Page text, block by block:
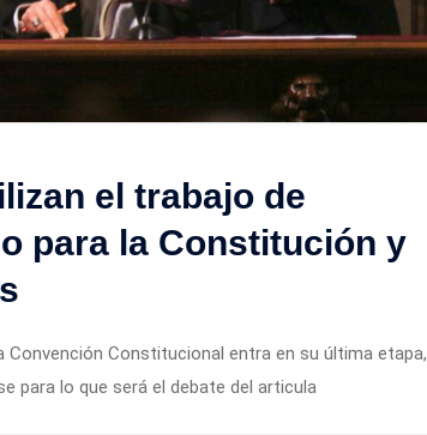
el trabajo de
para la Constitución y
Constitucional entra en su última etapa,
para lo que será el debate del articula